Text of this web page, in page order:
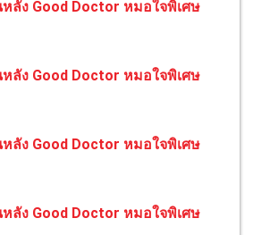
ลัง Good Doctor หมอใจพิเศษ
ลัง Good Doctor หมอใจพิเศษ
ลัง Good Doctor หมอใจพิเศษ
ลัง Good Doctor หมอใจพิเศษ